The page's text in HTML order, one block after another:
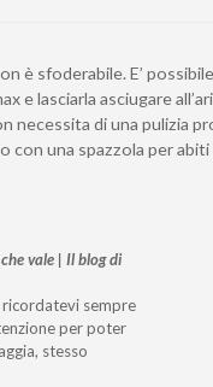
è sfoderabile. E’
e lasciarla asciugare
necessita di una pulizia
con una spazzola per abiti
che vale | Il blog di
ricordatevi sempre
per poter
stesso